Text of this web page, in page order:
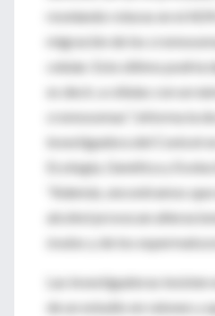
revelando roturas en el
migración de los
celular. Esto último podría
es decir, a células con un
cromosomas", informa la
investigadora del Conicet
Ecología, Genética y
"Además, encontramos
alcohol provocan
óvulos y de los
Las investigadoras insisten
de un estudio en ratones y